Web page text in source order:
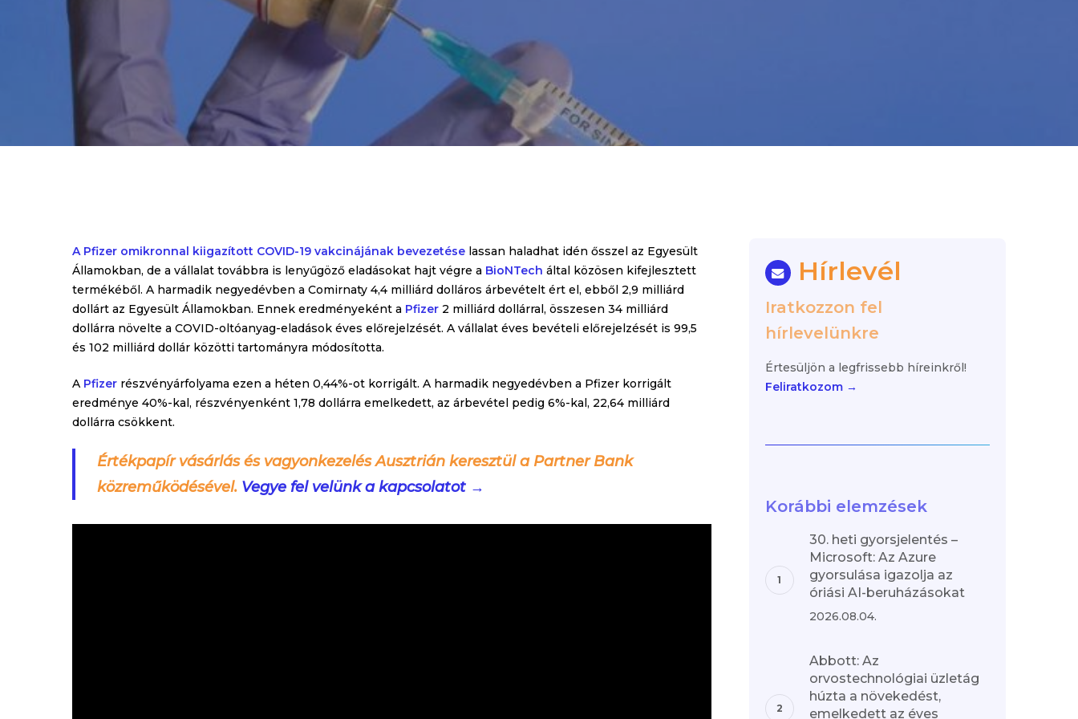
A Pfizer omikronnal kiigazított COVID-19 vakcinájának bevezetése lassan haladhat idén ősszel az Egyesült
Államokban, de a vállalat továbbra is lenyűgöző eladásokat hajt végre a BioNTech által közösen kifejlesztett
termékéből. A harmadik negyedévben a Comirnaty 4,4 milliárd dolláros árbevételt ért el, ebből 2,9 milliárd
dollárt az Egyesült Államokban. Ennek eredményeként a Pfizer 2 milliárd dollárral, összesen 34 milliárd
dollárra növelte a COVID-oltóanyag-eladások éves előrejelzését. A vállalat éves bevételi előrejelzését is 99,5
és 102 milliárd dollár közötti tartományra módosította.
A Pfizer részvényárfolyama ezen a héten 0,44%-ot korrigált. A harmadik negyedévben a Pfizer korrigált
eredménye 40%-kal, részvényenként 1,78 dollárra emelkedett, az árbevétel pedig 6%-kal, 22,64 milliárd
dollárra csökkent.
Értékpapír vásárlás és vagyonkezelés Ausztrián keresztül a Partner Bank
közreműködésével. Vegye fel velünk a kapcsolatot →
Hírlevél
Iratkozzon fel
hírlevelünkre
Értesüljön a legfrissebb híreinkről!
Feliratkozom →
Korábbi elemzések
30. heti gyorsjelentés –
Microsoft: Az Azure
gyorsulása igazolja az
óriási AI-beruházásokat
2026.08.04.
Abbott: Az
orvostechnológiai üzletág
húzta a növekedést,
emelkedett az éves